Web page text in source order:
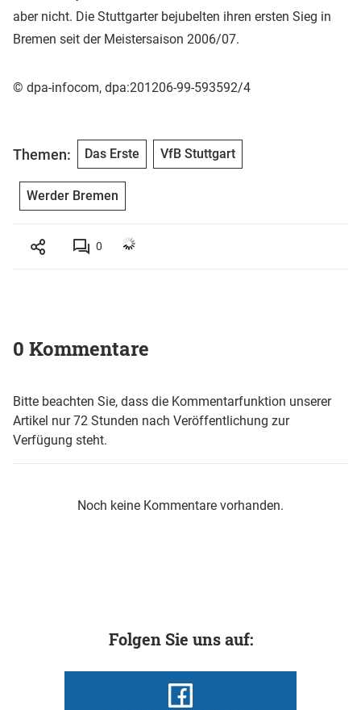
aber nicht. Die Stuttgarter bejubelten ihren ersten Sieg in
Bremen seit der Meistersaison 2006/07.
© dpa-infocom, dpa:201206-99-593592/4
Themen: Das Erste VfB Stuttgart
Werder Bremen
0
0 Kommentare
Bitte beachten Sie, dass die Kommentarfunktion unserer
Artikel nur 72 Stunden nach Veröffentlichung zur
Verfügung steht.
Noch keine Kommentare vorhanden.
Folgen Sie uns auf: